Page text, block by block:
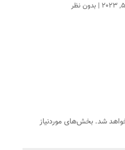
| بدون نظر
شد. بخش‌های موردنیاز